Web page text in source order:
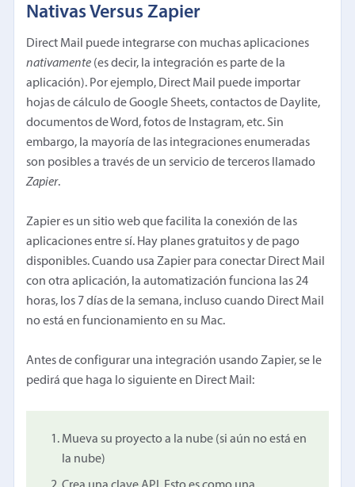
Nativas Versus Zapier
Direct Mail puede integrarse con muchas aplicaciones
nativamente (es decir, la integración es parte de la
aplicación). Por ejemplo, Direct Mail puede importar
hojas de cálculo de Google Sheets, contactos de Daylite,
documentos de Word, fotos de Instagram, etc. Sin
embargo, la mayoría de las integraciones enumeradas
son posibles a través de un servicio de terceros llamado
Zapier.
Zapier es un sitio web que facilita la conexión de las
aplicaciones entre sí. Hay planes gratuitos y de pago
disponibles. Cuando usa Zapier para conectar Direct Mail
con otra aplicación, la automatización funciona las 24
horas, los 7 días de la semana, incluso cuando Direct Mail
no está en funcionamiento en su Mac.
Antes de configurar una integración usando Zapier, se le
pedirá que haga lo siguiente en Direct Mail:
Mueva su proyecto a la nube (si aún no está en
la nube)